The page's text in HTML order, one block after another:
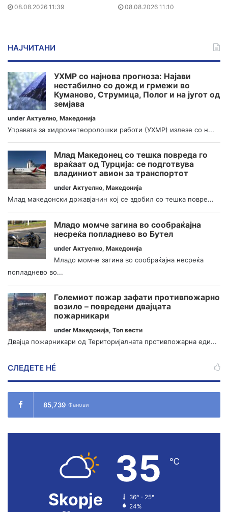
08.08.2026 11:39 08.08.2026 11:10
НАЈЧИТАНИ
УХМР со најнова прогноза: Најави
нестабилно со дожд и грмежи во
Куманово, Струмица, Полог и на југот од
земјава
under Актуелно, Македонија
Управата за хидрометеоролошки работи (УХМР) излезе со н...
Млад Македонец со тешка повреда го
враќаат од Турција: се подготвува
владиниот авион за транспортот
under Актуелно, Македонија
Млад македонски државјанин кој се здобил со тешка повре...
Младо момче загина во сообраќајна
несреќа попладнево во Бутел
under Актуелно, Македонија
Младо момче загина во сообраќајна несреќа
попладнево во...
Големиот пожар зафати противпожарно
возило – повредени двајцата
пожарникари
under Македонија, Топ вести
Двајца пожарникари од Територијалната противпожарна еди...
СЛЕДЕТЕ НÉ
85,739 Фанови
Skopje
35 ℃
36º - 25º
24%